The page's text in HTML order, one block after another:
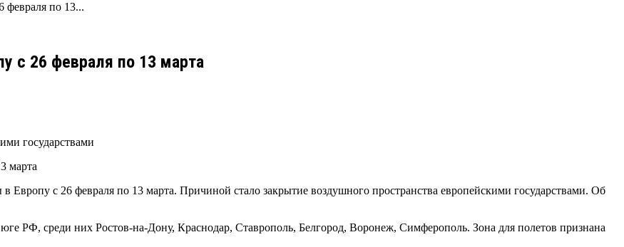
февраля по 13...
с 26 февраля по 13 марта
государствами
Европу с 26 февраля по 13 марта. Причиной стало закрытие воздушного пространства европейскими государствами. Об
юге РФ, среди них Ростов-на-Дону, Краснодар, Ставрополь, Белгород, Воронеж, Симферополь. Зона для полетов признана